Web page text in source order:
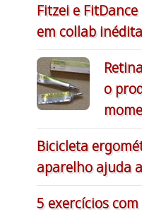
Fitzei e
em collab
o
Bicicleta
aparelho ajuda
5 exercícios